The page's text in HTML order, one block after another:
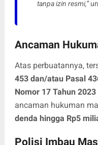
tanpa izin resmi,”
Ancaman
Atas perbuatannya,
453 dan/atau Pasal
Nomor 17 Tahun
ancaman hukuman
denda hingga Rp5
Polisi Imbau